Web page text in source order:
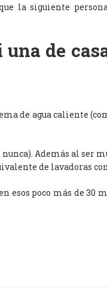
la siguiente
de
de agua caliente
Además al ser
de lavadoras
esos poco más de 30